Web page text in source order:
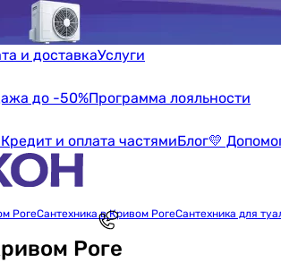
и доставкаУслуги
до -50%Программа лояльности
Кредит и оплата частямиБлог💛
РогеСантехника в Кривом РогеСантехника для
Роге